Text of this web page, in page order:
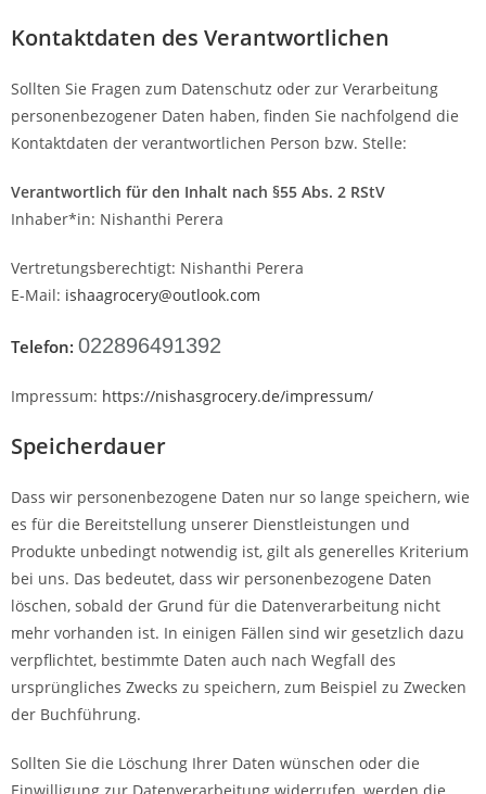
Kontaktdaten des Verantwortlichen
Sollten Sie Fragen zum Datenschutz oder zur Verarbeitung
personenbezogener Daten haben, finden Sie nachfolgend die
Kontaktdaten der verantwortlichen Person bzw. Stelle:
Verantwortlich für den Inhalt nach §55 Abs. 2 RStV
Inhaber*in: Nishanthi Perera
Vertretungsberechtigt: Nishanthi Perera
E-Mail: ishaagrocery@outlook.com
Telefon: 022896491392
Impressum: https://nishasgrocery.de/impressum/
Speicherdauer
Dass wir personenbezogene Daten nur so lange speichern, wie
es für die Bereitstellung unserer Dienstleistungen und
Produkte unbedingt notwendig ist, gilt als generelles Kriterium
bei uns. Das bedeutet, dass wir personenbezogene Daten
löschen, sobald der Grund für die Datenverarbeitung nicht
mehr vorhanden ist. In einigen Fällen sind wir gesetzlich dazu
verpflichtet, bestimmte Daten auch nach Wegfall des
ursprüngliches Zwecks zu speichern, zum Beispiel zu Zwecken
der Buchführung.
Sollten Sie die Löschung Ihrer Daten wünschen oder die